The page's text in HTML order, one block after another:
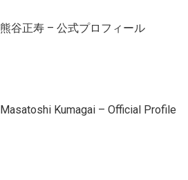
熊谷正寿 – 公式プロフィール
Masatoshi Kumagai – Official Profile